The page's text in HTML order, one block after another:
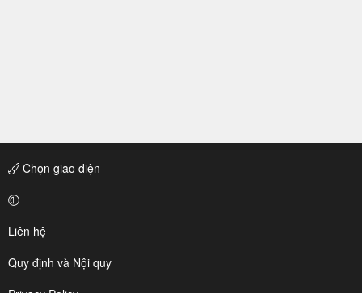
Chọn giao diện
Liên hệ
Quy định và Nội quy